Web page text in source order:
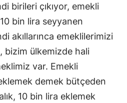
birileri çıkıyor, emekli
bin lira seyyanen
akıllarınca emeklilerimizi
bizim ülkemizde hali
var. Emekli
demek bütçeden
10 bin lira eklemek